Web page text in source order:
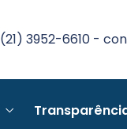
(21) 3952-6610 -